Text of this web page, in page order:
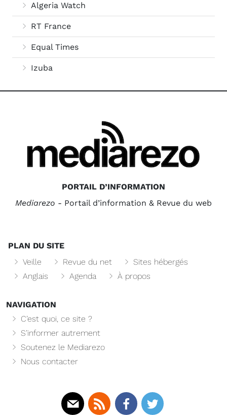
Algeria Watch
RT France
Equal Times
Izuba
PORTAIL D’INFORMATION
Mediarezo - Portail d’information & Revue du web
PLAN DU SITE
Veille
Revue du net
Sites hébergés
Anglais
Agenda À propos
NAVIGATION
C’est quoi, ce site ?
S’informer autrement
Soutenez le Mediarezo
Nous contacter